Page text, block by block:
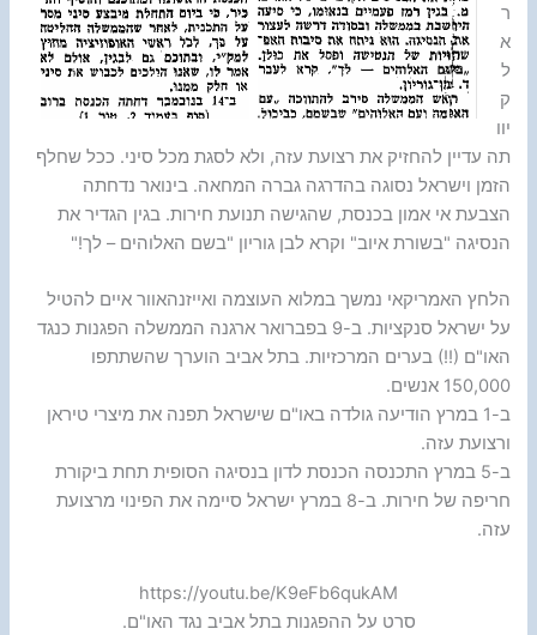
ר
א
ל
ק
יוו
תה עדיין להחזיק את רצועת עזה, ולא לסגת מכל סיני. ככל שחלף
הזמן וישראל נסוגה בהדרגה גברה המחאה. בינואר נדחתה
הצבעת אי אמון בכנסת, שהגישה תנועת חירות. בגין הגדיר את
הנסיגה "בשורת איוב" וקרא לבן גוריון "בשם האלוהים – לך!"
הלחץ האמריקאי נמשך במלוא העוצמה ואייזנהאוור איים להטיל
על ישראל סנקציות. ב-9 בפברואר ארגנה הממשלה הפגנות כנגד
האו"ם (!!) בערים המרכזיות. בתל אביב הוערך שהשתתפו
150,000 אנשים.
ב-1 במרץ הודיעה גולדה באו"ם שישראל תפנה את מיצרי טיראן
ורצועת עזה.
ב-5 במרץ התכנסה הכנסת לדון בנסיגה הסופית תחת ביקורת
חריפה של חירות. ב-8 במרץ ישראל סיימה את הפינוי מרצועת
עזה.
https://youtu.be/K9eFb6qukAM
סרט על ההפגנות בתל אביב נגד האו"ם.